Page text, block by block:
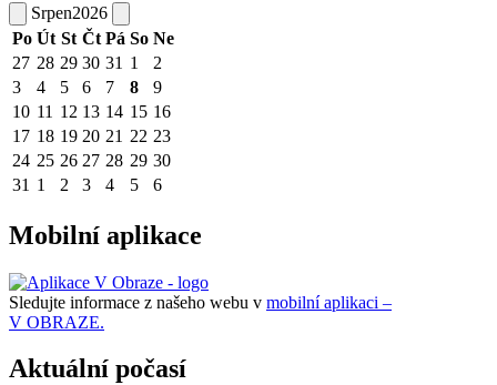
Srpen2026
Po Út St Čt Pá So Ne
27 28 29 30 31 1
2
3
4 5 6 7 8
9
10 11 12 13 14 15 16
17 18 19 20 21 22 23
24 25 26 27 28 29 30
31 1 2 3 4 5 6
Mobilní aplikace
Sledujte informace z našeho webu v mobilní aplikaci –
V OBRAZE.
Aktuální počasí